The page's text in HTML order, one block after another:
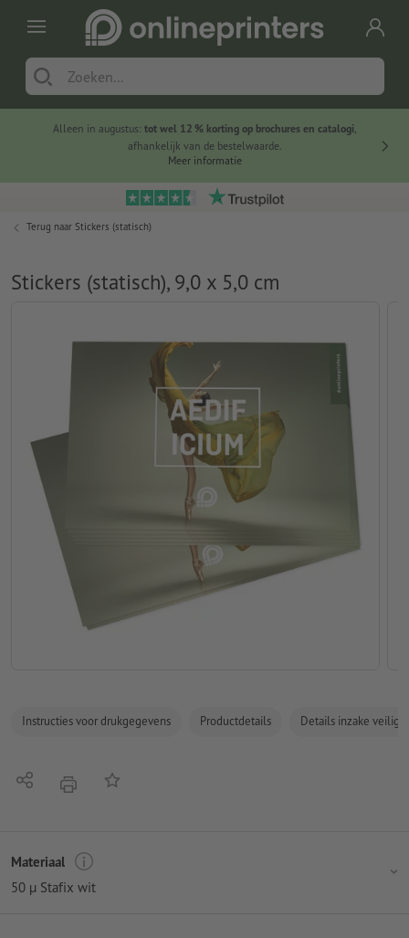
Alleen in augustus: tot wel 12 % korting op brochures en catalogi,
afhankelijk van de bestelwaarde.
Meer informatie
Terug naar Stickers (statisch)
Stickers (statisch), 9,0 x 5,0 cm
Instructies voor drukgegevens Productdetails Details inzake
Delen afdrukkenOp de lijst
Materiaal
50 µ Stafix wit